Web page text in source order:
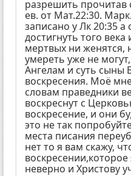
разрешить прочитав
ев. от Мат.22:30.
записано у Лк 20:35
достигнуть того века
мертвых ни женятся,
умереть уже не
Ангелам и суть сыны
воскресения. Моё
словам праведники
воскреснут с
воскресение, и они
это не так
места писания
нет то я вам скажу,
неверно и Христову